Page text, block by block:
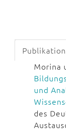
Morina
und
des